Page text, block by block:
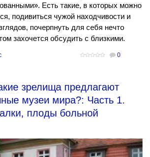
Есть такие, в которых можно
подивиться чужой находчивости и
почерпнуть для себя нечто
захочется обсудить с близкими.
0
зрелища предлагают
музеи мира?: Часть 1.
плоды больной